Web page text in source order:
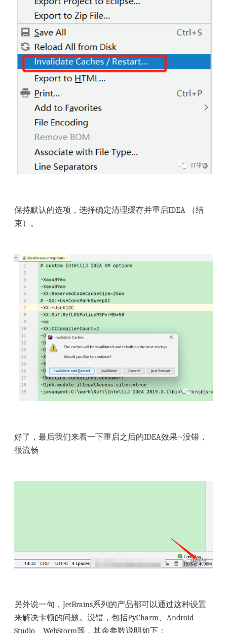
保持默认的选项，选择确定清理缓存并重启IDEA （结
束）。
好了，最后我们来看一下重启之后的IDEA效果~没错，
很流畅
另外说一句，JetBrains系列的产品都可以通过这种设置
来解决卡顿的问题。没错，包括PyCharm、Android
Studio、WebStorm等，其余参数说明如下：